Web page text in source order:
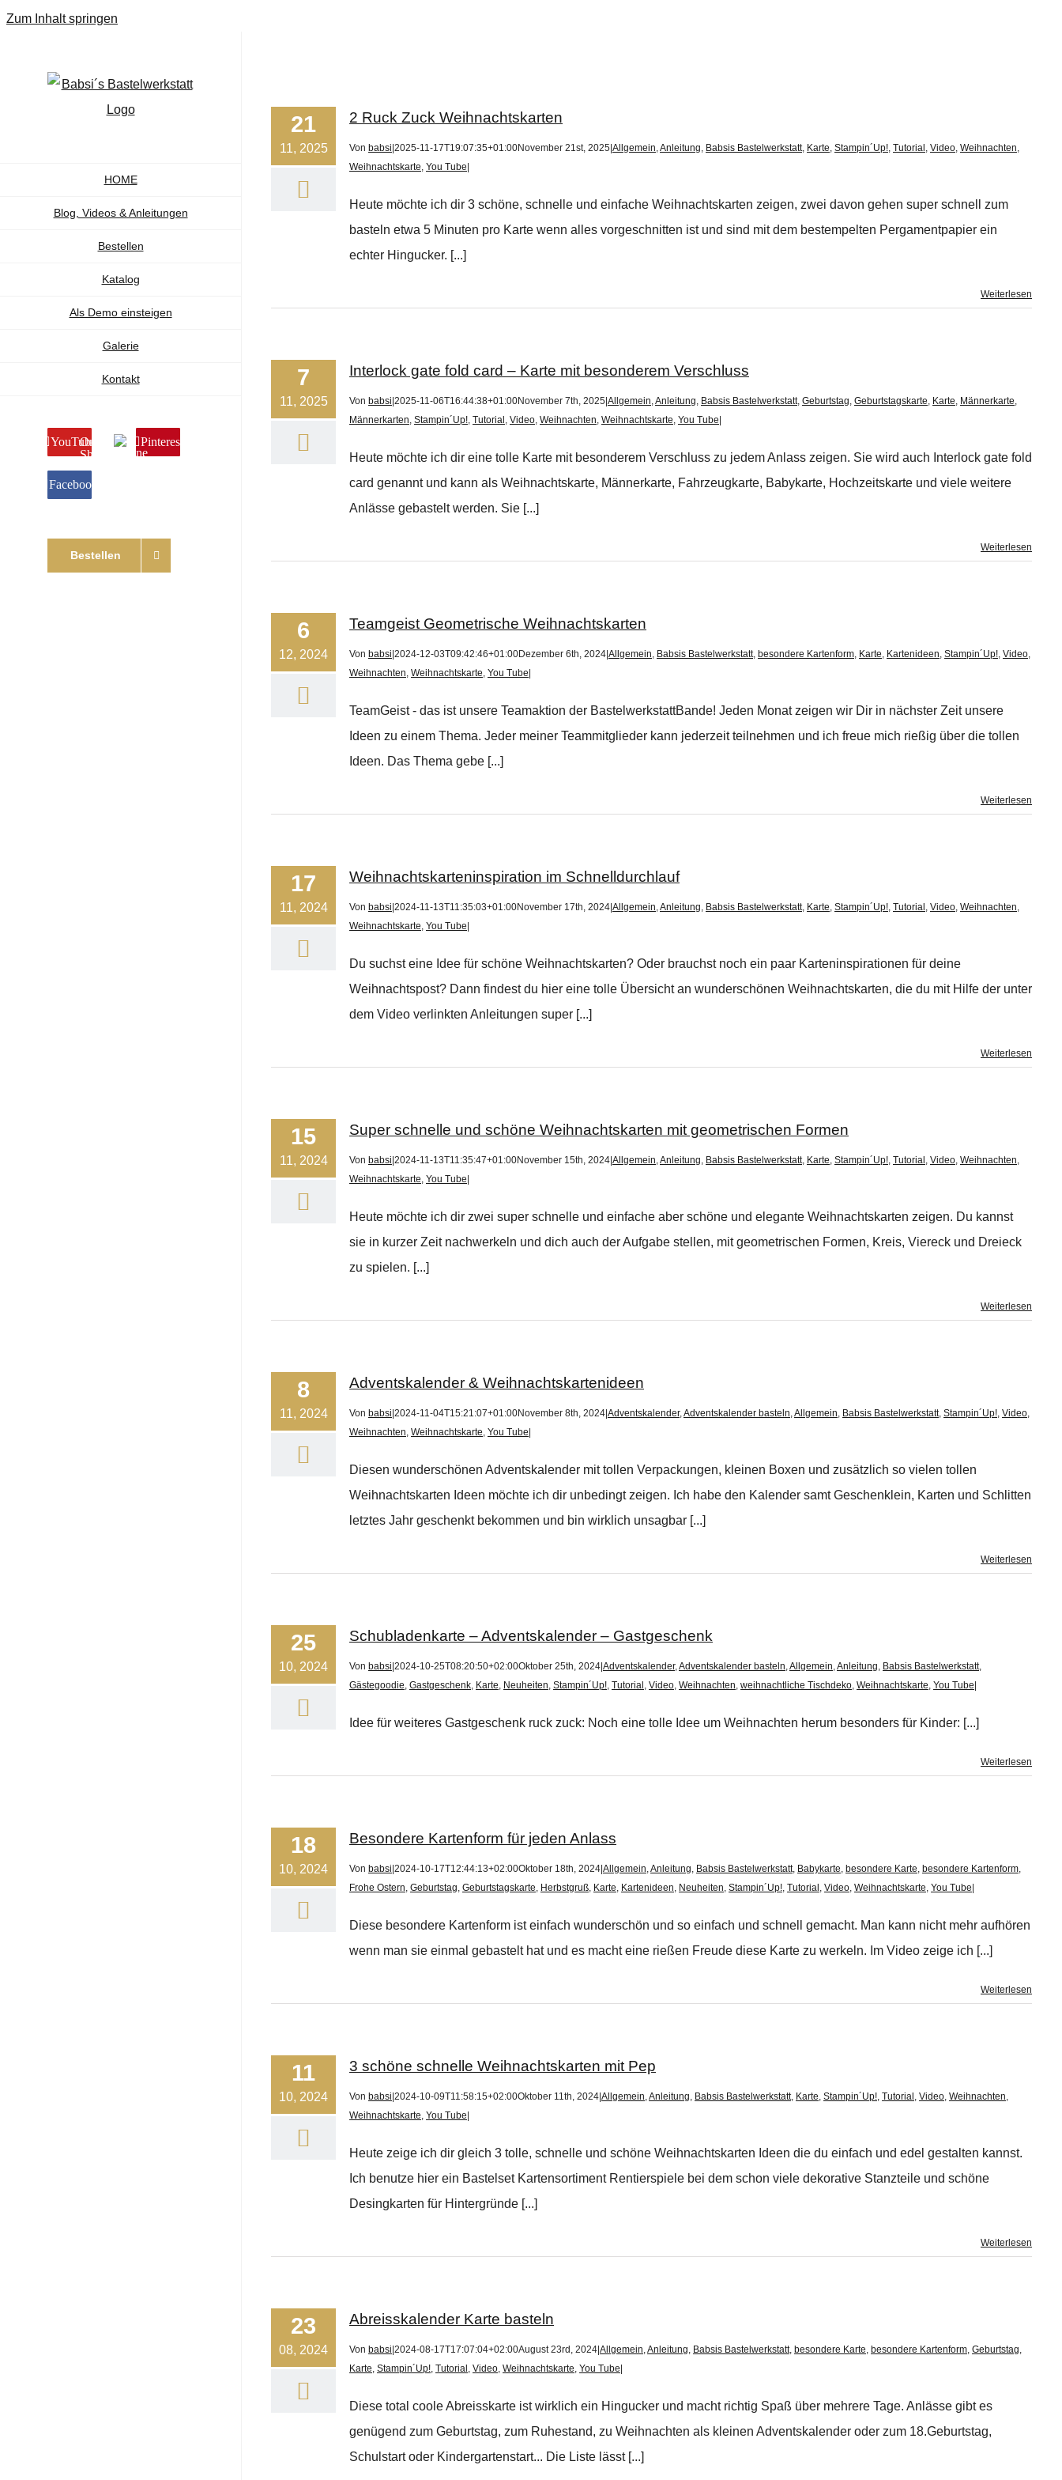
Zum Inhalt springen
HOME
Blog, Videos & Anleitungen
Bestellen
Katalog
Als Demo einsteigen
Galerie
Kontakt
YouTubeOnline
Shop
Pinterest
Facebook
Bestellen
21
11, 2025
2 Ruck Zuck Weihnachtskarten
Von babsi 2025-11-17T19:07:35+01:00November 21st, 2025 Allgemein,Anleitung, Babsis Bastelwerkstatt, Karte, Stampin´Up!, Tutorial , Video, Weihnachten,
Weihnachtskarte, You Tube
Heute möchte ich dir 3 schöne, schnelle und einfache Weihnachtskarten zeigen, zwei davon gehen super schnell zum
basteln etwa 5 Minuten pro Karte wenn alles vorgeschnitten ist und sind mit dem bestempelten Pergamentpapier ein
echter Hingucker. [...]
Weiterlesen
7
11, 2025
Interlock gate fold card – Karte mit besonderem Verschluss
Von babsi 2025-11-06T16:44:38+01:00November 7th, 2025 Allgemein,Anleitung, Babsis Bastelwerkstatt, Geburtstag, Geburtstagskarte, Karte, Männerkarte,
Männerkarten, Stampin´Up!, Tutorial , Video, Weihnachten, Weihnachtskarte, You Tube
Heute möchte ich dir eine tolle Karte mit besonderem Verschluss zu jedem Anlass zeigen. Sie wird auch Interlock gate fold
card genannt und kann als Weihnachtskarte, Männerkarte, Fahrzeugkarte, Babykarte, Hochzeitskarte und viele weitere
Anlässe gebastelt werden. Sie [...]
Weiterlesen
6
12, 2024
Teamgeist Geometrische Weihnachtskarten
Von babsi 2024-12-03T09:42:46+01:00Dezember 6th, 2024 Allgemein, Babsis Bastelwerkstatt, besondere Kartenform, Karte, Kartenideen, Stampin´Up!, Video,
Weihnachten, Weihnachtskarte, You Tube
TeamGeist - das ist unsere Teamaktion der BastelwerkstattBande! Jeden Monat zeigen wir Dir in nächster Zeit unsere
Ideen zu einem Thema. Jeder meiner Teammitglieder kann jederzeit teilnehmen und ich freue mich rießig über die tollen
Ideen. Das Thema gebe [...]
Weiterlesen
17
11, 2024
Weihnachtskarteninspiration im Schnelldurchlauf
Von babsi 2024-11-13T11:35:03+01:00November 17th, 2024 Allgemein,Anleitung, Babsis Bastelwerkstatt, Karte, Stampin´Up!, Tutorial , Video, Weihnachten,
Weihnachtskarte, You Tube
Du suchst eine Idee für schöne Weihnachtskarten? Oder brauchst noch ein paar Karteninspirationen für deine
Weihnachtspost? Dann findest du hier eine tolle Übersicht an wunderschönen Weihnachtskarten, die du mit Hilfe der unter
dem Video verlinkten Anleitungen super [...]
Weiterlesen
15
11, 2024
Super schnelle und schöne Weihnachtskarten mit geometrischen Formen
Von babsi 2024-11-13T11:35:47+01:00November 15th, 2024 Allgemein,Anleitung, Babsis Bastelwerkstatt, Karte, Stampin´Up!, Tutorial , Video, Weihnachten,
Weihnachtskarte, You Tube
Heute möchte ich dir zwei super schnelle und einfache aber schöne und elegante Weihnachtskarten zeigen. Du kannst
sie in kurzer Zeit nachwerkeln und dich auch der Aufgabe stellen, mit geometrischen Formen, Kreis, Viereck und Dreieck
zu spielen. [...]
Weiterlesen
8
11, 2024
Adventskalender & Weihnachtskartenideen
Von babsi 2024-11-04T15:21:07+01:00November 8th, 2024 Adventskalender,Adventskalender basteln,Allgemein, Babsis Bastelwerkstatt, Stampin´Up!, Video,
Weihnachten, Weihnachtskarte, You Tube
Diesen wunderschönen Adventskalender mit tollen Verpackungen, kleinen Boxen und zusätzlich so vielen tollen
Weihnachtskarten Ideen möchte ich dir unbedingt zeigen. Ich habe den Kalender samt Geschenklein, Karten und Schlitten
letztes Jahr geschenkt bekommen und bin wirklich unsagbar [...]
Weiterlesen
25
10, 2024
Schubladenkarte – Adventskalender – Gastgeschenk
Von babsi 2024-10-25T08:20:50+02:00Oktober 25th, 2024 Adventskalender,Adventskalender basteln,Allgemein,Anleitung, Babsis Bastelwerkstatt,
Gästegoodie, Gastgeschenk, Karte, Neuheiten, Stampin´Up!, Tutorial , Video, Weihnachten, weihnachtliche Tischdeko, Weihnachtskarte, You Tube
Idee für weiteres Gastgeschenk ruck zuck: Noch eine tolle Idee um Weihnachten herum besonders für Kinder: [...]
Weiterlesen
18
10, 2024
Besondere Kartenform für jeden Anlass
Von babsi 2024-10-17T12:44:13+02:00Oktober 18th, 2024 Allgemein,Anleitung, Babsis Bastelwerkstatt, Babykarte, besondere Karte, besondere Kartenform,
Frohe Ostern, Geburtstag, Geburtstagskarte, Herbstgruß, Karte, Kartenideen, Neuheiten, Stampin´Up!, Tutorial , Video, Weihnachtskarte, You Tube
Diese besondere Kartenform ist einfach wunderschön und so einfach und schnell gemacht. Man kann nicht mehr aufhören
wenn man sie einmal gebastelt hat und es macht eine rießen Freude diese Karte zu werkeln. Im Video zeige ich [...]
Weiterlesen
11
10, 2024
3 schöne schnelle Weihnachtskarten mit Pep
Von babsi 2024-10-09T11:58:15+02:00Oktober 11th, 2024 Allgemein,Anleitung, Babsis Bastelwerkstatt, Karte, Stampin´Up!, Tutorial , Video, Weihnachten,
Weihnachtskarte, You Tube
Heute zeige ich dir gleich 3 tolle, schnelle und schöne Weihnachtskarten Ideen die du einfach und edel gestalten kannst.
Ich benutze hier ein Bastelset Kartensortiment Rentierspiele bei dem schon viele dekorative Stanzteile und schöne
Desingkarten für Hintergründe [...]
Weiterlesen
23
08, 2024
Abreisskalender Karte basteln
Von babsi 2024-08-17T17:07:04+02:00August 23rd, 2024 Allgemein,Anleitung, Babsis Bastelwerkstatt, besondere Karte, besondere Kartenform, Geburtstag,
Karte, Stampin´Up!, Tutorial , Video, Weihnachtskarte, You Tube
Diese total coole Abreisskarte ist wirklich ein Hingucker und macht richtig Spaß über mehrere Tage. Anlässe gibt es
genügend zum Geburtstag, zum Ruhestand, zu Weihnachten als kleinen Adventskalender oder zum 18.Geburtstag,
Schulstart oder Kindergartenstart... Die Liste lässt [...]